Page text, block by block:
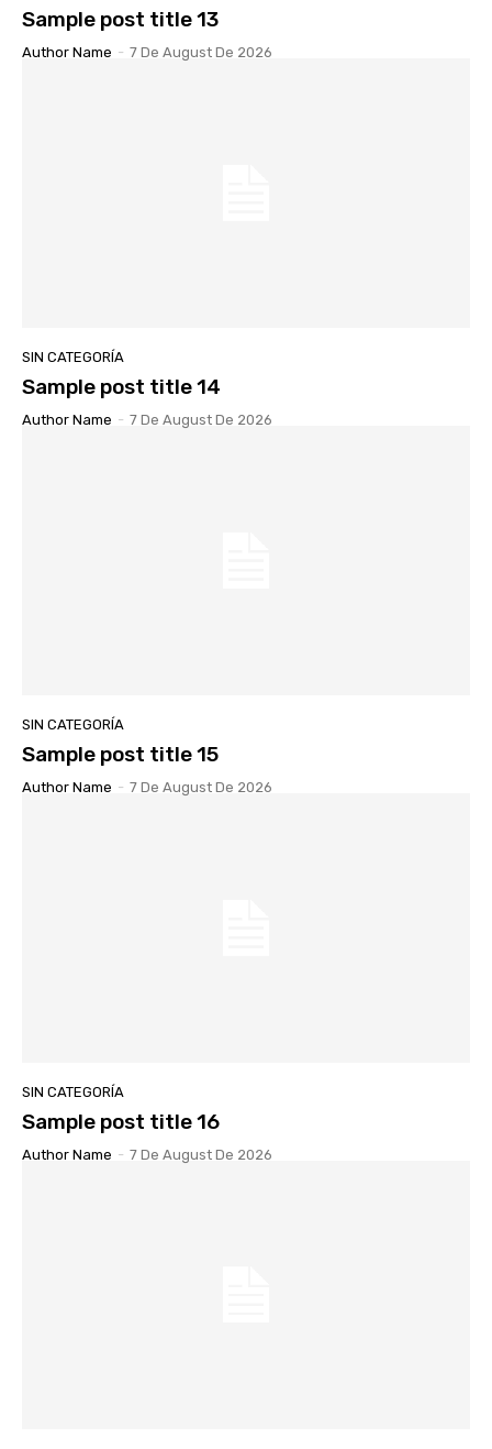
Sample post title 13
Author Name - 7 De August De 2026
SIN CATEGORÍA
Sample post title 14
Author Name - 7 De August De 2026
SIN CATEGORÍA
Sample post title 15
Author Name - 7 De August De 2026
SIN CATEGORÍA
Sample post title 16
Author Name - 7 De August De 2026